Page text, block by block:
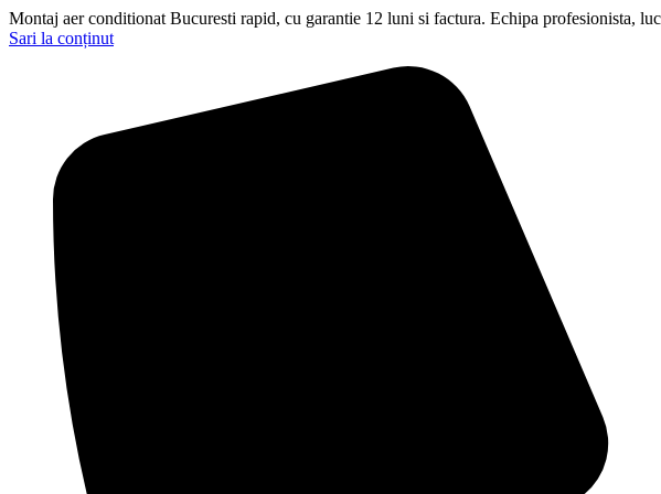
Montaj aer conditionat Bucuresti rapid, cu garantie 12 luni si factura. Echipa profesionista,
Sari la conținut